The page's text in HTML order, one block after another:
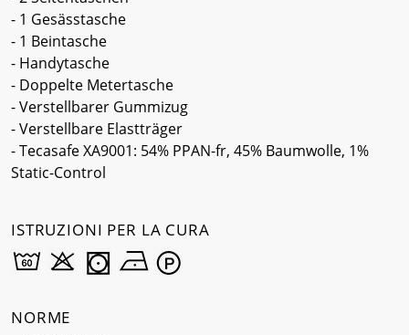
- 1 Gesässtasche
- 1 Beintasche
- Handytasche
- Doppelte Metertasche
- Verstellbarer Gummizug
- Verstellbare Elastträger
- Tecasafe XA9001: 54% PPAN-fr, 45% Baumwolle, 1%
Static-Control
ISTRUZIONI PER LA CURA
NORME